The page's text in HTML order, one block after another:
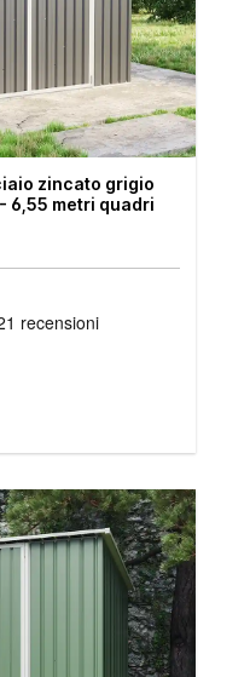
zincato grigio
6,55 metri quadri